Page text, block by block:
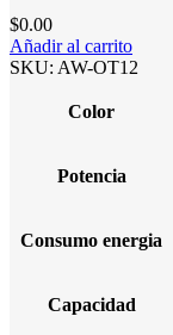
$0.00
Añadir al carrito
SKU: AW-OT12
Color
Potencia
Consumo energia
Capacidad